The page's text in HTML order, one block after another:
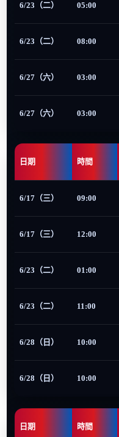
6/23（二） 05:00
6/23（二） 08:00
6/27（六） 03:00
6/27（六） 03:00
日期 時間
6/17（三） 09:00
6/17（三） 12:00
6/23（二） 01:00
6/23（二） 11:00
6/28（日） 10:00
6/28（日） 10:00
日期 時間